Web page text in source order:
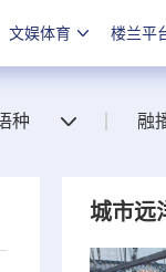
文娱体育 楼兰平
种 融
城市远